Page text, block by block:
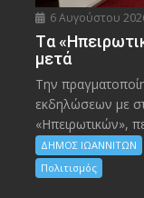
6 Αυγούστου
Tα
μετά
Την
εκδηλώσεων με
«Ηπειρωτικών»,
ΔΗΜΟΣ ΙΩΑΝΝΙΤΩΝ
Πολιτισμός